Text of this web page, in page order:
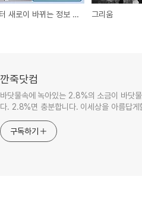
9월부터 새로이 바뀌는 정보 _ '희망의 빛'이 되고픈 대덕구장애인종합복지관 제공 그리움
깐죽닷컴
바닷물속에 녹아있는 2.8%의 소금이 바닷
다. 2.8%면 충분합니다. 이세상을 아름답
구독하기